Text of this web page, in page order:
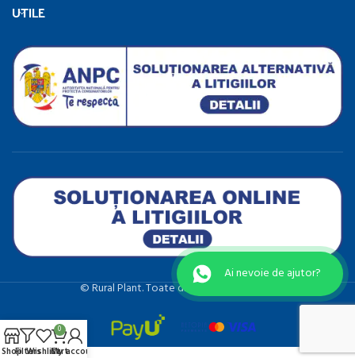
UTILE
©️ Rural Plant. Toate drepturile rezervate.
Ai nevoie de ajutor?
ShopFiltersWishlist
0
Cart
My account